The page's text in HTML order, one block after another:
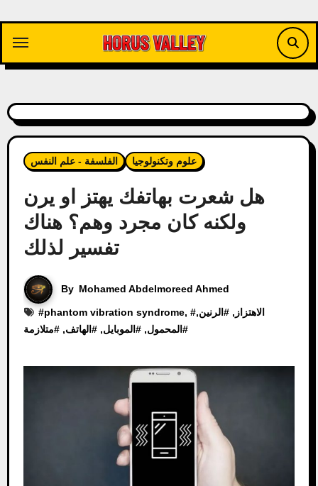
content
الفلسفة - علم النفس علوم وتكنولوجيا
هل شعرت بهاتفك يهتز او يرن
ولكنه كان مجرد وهم؟ هناك
تفسير لذلك
By Mohamed Abdelmoreed Ahmed
#phantom vibration syndrome, # الاهتزاز , # الرنين,
# المحمول, # الموبايل, # الهاتف, #متلازمة